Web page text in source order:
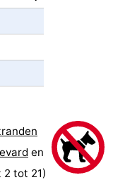
en
2 tot 21)